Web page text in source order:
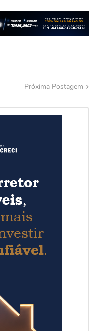
Próxima Postagem